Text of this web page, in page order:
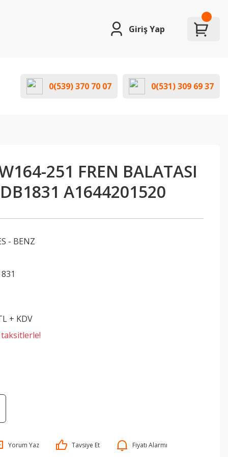
Giriş Yap
0(539) 370 70 07 0(531) 309 69 37
251 FREN BALATASI
A1644201520
- BENZ
+ KDV
Yorum Yaz Tavsiye Et Fiyatı Alarmı